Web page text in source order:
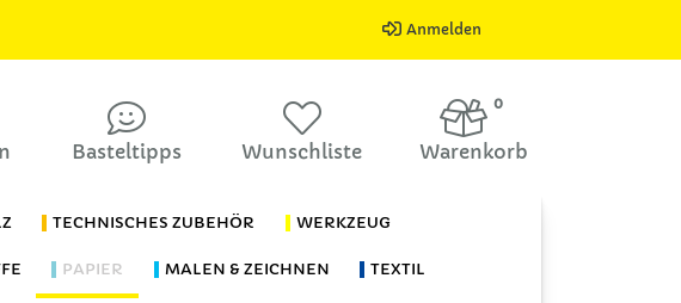
Anmelden
Basteltipps Wunschliste
0
Warenkorb
TECHNISCHES ZUBEHÖR WERKZEUG
PAPIER MALEN & ZEICHNEN TEXTIL